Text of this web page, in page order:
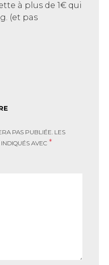
à plus de 1€ qui
(et pas
PAS PUBLIÉE. LES
AVEC *